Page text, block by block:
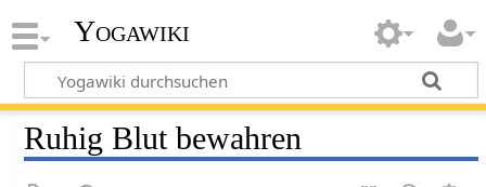
Yogawiki
Ruhig Blut bewahren